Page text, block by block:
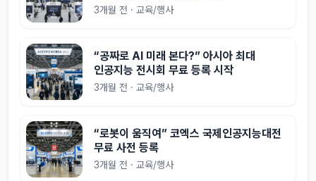
3개월 전 · 교육/행사
“공짜로 AI 미래 본다?” 아시아 최대
인공지능 전시회 무료 등록 시작
3개월 전 · 교육/행사
“로봇이 움직여” 코엑스 국제인공지능대전
무료 사전 등록
3개월 전 · 교육/행사